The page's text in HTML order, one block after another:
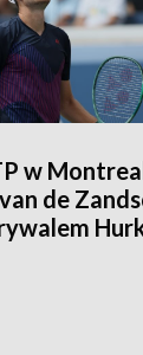
w
de